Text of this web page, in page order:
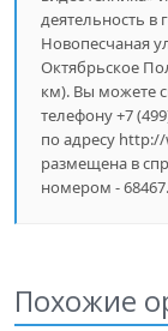
деятельность в
Новопесчаная
Октябрьское
км). Вы можете
телефону +7
по адресу
размещена в
номером - 68467.
Похожие